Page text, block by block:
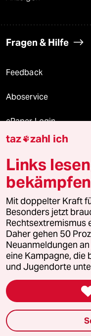
Fragen & Hilfe
Feedback
Aboservice
ePaper Login
Downloads für
© 2026 taz Verlags und
Alle Rechte vorbehalten. Bei
wenden Sie sich bitte an
Feedback
Leitlinie Informant
Seitenwende
taz zahl ich
Links
bekämpfen
Mit doppelter Kraft
Besonders jetzt
Rechtsextremismus
Daher gehen 50
Neuanmeldungen
eine Kampagne, die
und Jugendorte